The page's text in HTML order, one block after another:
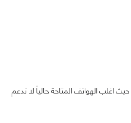
حيث اغلب الهواتف المتاحة حالياً لا تدعم